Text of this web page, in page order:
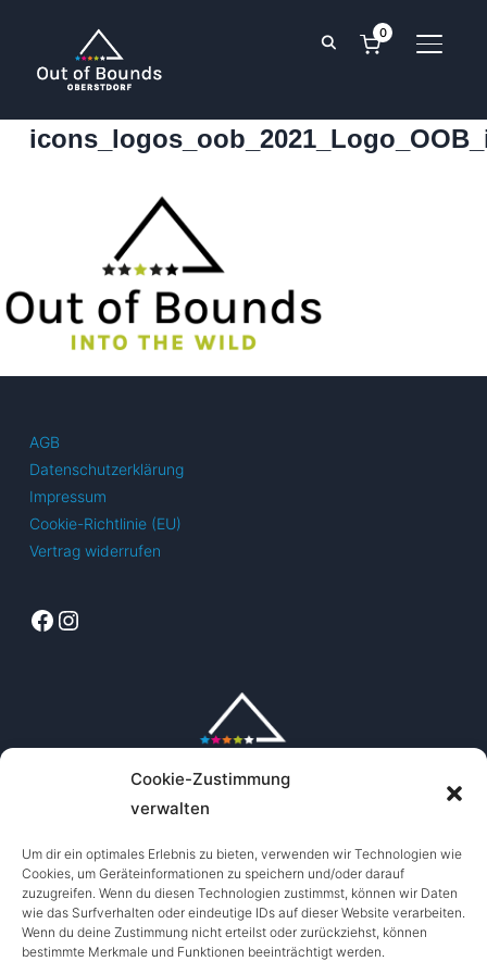
Cookie-Zustimmung
verwalten
Um dir ein optimales Erlebnis zu bieten, verwenden wir Technologien wie
Cookies, um Geräteinformationen zu speichern und/oder darauf
zuzugreifen. Wenn du diesen Technologien zustimmst, können wir Daten
wie das Surfverhalten oder eindeutige IDs auf dieser Website verarbeiten.
Wenn du deine Zustimmung nicht erteilst oder zurückziehst, können
bestimmte Merkmale und Funktionen beeinträchtigt werden.
0
AGB
Datenschutzerklärung
Impressum
Cookie-Richtlinie (EU)
Vertrag widerrufen
Facebook
Instagram